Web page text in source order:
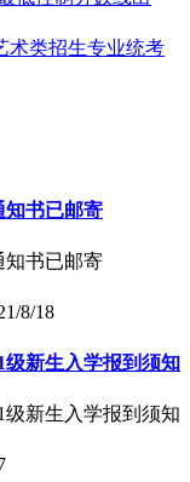
术类招生专业统考
知书已邮寄
知书已邮寄
8/18
级新生入学报到须知
新生入学报到须知